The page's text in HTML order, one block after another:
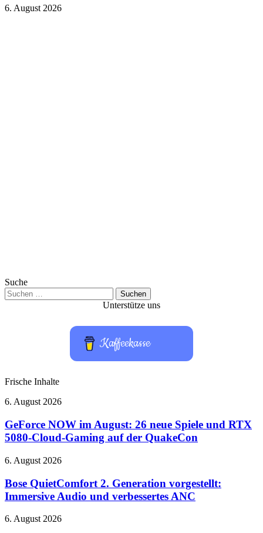
6. August 2026
Suche
Suchen
nach:
Unterstütze uns
Kaffeekasse
Frische Inhalte
GeForce
im
August:
26
Spiele
RTX
5080-
Gaming
6. August 2026
GeForce NOW im August: 26 neue Spiele und RTX
5080-Cloud-Gaming auf der QuakeCon
Bose
2.
Generation
vorgestellt:
Audio
6. August 2026
Bose QuietComfort 2. Generation vorgestellt:
Immersive Audio und verbessertes ANC
Erster
6. August 2026